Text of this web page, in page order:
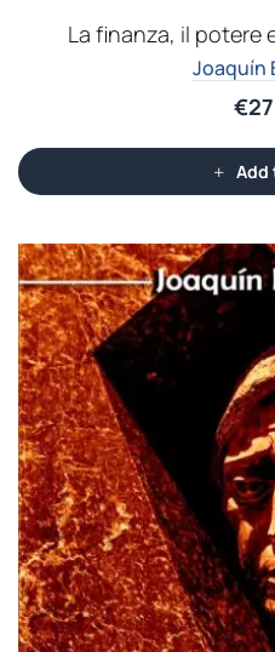
La finanza, il potere
Joaquín
€
Add